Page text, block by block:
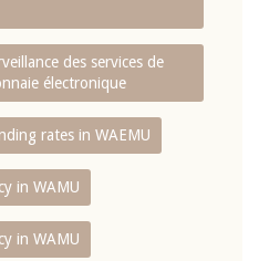
des services de
électronique
rates in WAEMU
in WAMU
in WAMU